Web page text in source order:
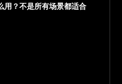
用？不是所有场景都适合